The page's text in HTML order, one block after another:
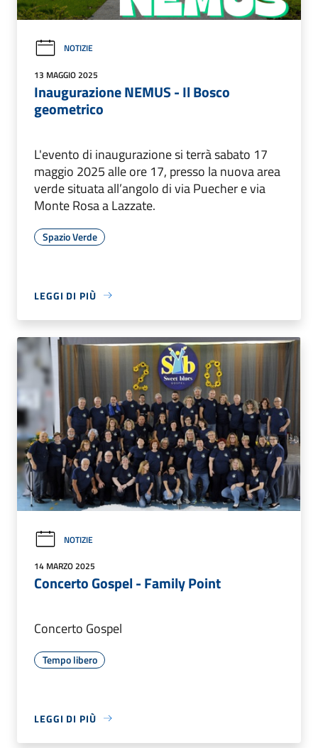
NOTIZIE
13 MAGGIO 2025
Inaugurazione NEMUS - Il Bosco
geometrico
L'evento di inaugurazione si terrà sabato 17
maggio 2025 alle ore 17, presso la nuova area
verde situata all’angolo di via Puecher e via
Monte Rosa a Lazzate.
Spazio Verde
LEGGI DI PIÙ
NOTIZIE
14 MARZO 2025
Concerto Gospel - Family Point
Concerto Gospel
Tempo libero
LEGGI DI PIÙ